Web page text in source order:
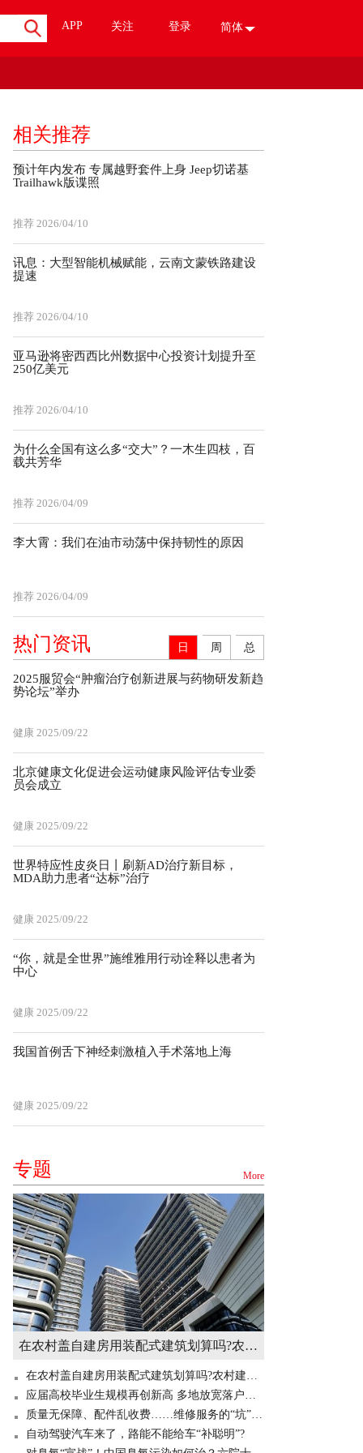
APP 关注 登录 简体
相关推荐
预计年内发布 专属越野套件上身 Jeep切诺基
Trailhawk版谍照
推荐 2026/04/10
讯息：大型智能机械赋能，云南文蒙铁路建设
提速
推荐 2026/04/10
亚马逊将密西西比州数据中心投资计划提升至
250亿美元
推荐 2026/04/10
为什么全国有这么多“交大”？一木生四枝，百
载共芳华
推荐 2026/04/09
李大霄：我们在油市动荡中保持韧性的原因
推荐 2026/04/09
热门资讯 日 周 总
2025服贸会“肿瘤治疗创新进展与药物研发新趋
势论坛”举办
健康 2025/09/22
北京健康文化促进会运动健康风险评估专业委
员会成立
健康 2025/09/22
世界特应性皮炎日丨刷新AD治疗新目标，
MDA助力患者“达标”治疗
健康 2025/09/22
“你，就是全世界”施维雅用行动诠释以患者为
中心
健康 2025/09/22
我国首例舌下神经刺激植入手术落地上海
健康 2025/09/22
专题 More
在农村盖自建房用装配式建筑划算吗?农村建造装配式房屋有补贴吗? 世界快讯
在农村盖自建房用装配式建筑划算吗?农村建造装配式房屋有补贴吗? 世界快讯
应届高校毕业生规模再创新高 多地放宽落户门槛“抢人”
质量无保障、配件乱收费……维修服务的“坑”你掉过吗？
自动驾驶汽车来了，路能不能给车“补聪明”?